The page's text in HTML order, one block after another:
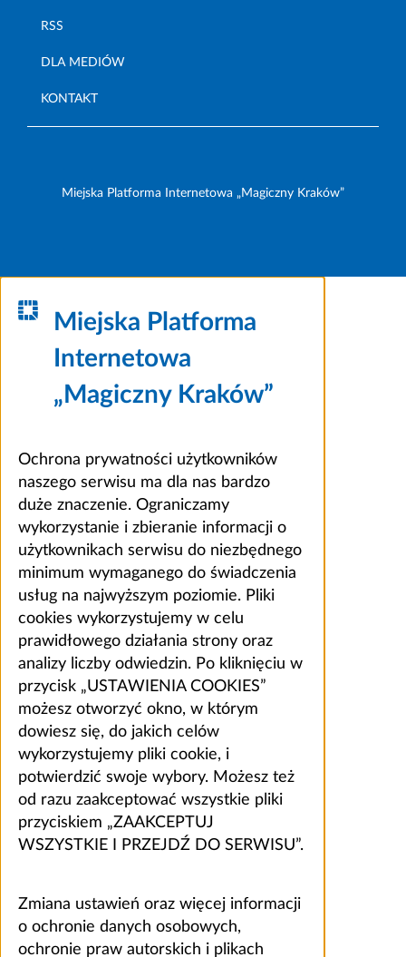
RSS
DLA MEDIÓW
KONTAKT
Miejska Platforma Internetowa „Magiczny Kraków”
Miejska Platforma
Internetowa
„Magiczny Kraków”
Ochrona prywatności użytkowników
naszego serwisu ma dla nas bardzo
duże znaczenie. Ograniczamy
wykorzystanie i zbieranie informacji o
użytkownikach serwisu do niezbędnego
minimum wymaganego do świadczenia
usług na najwyższym poziomie. Pliki
cookies wykorzystujemy w celu
prawidłowego działania strony oraz
analizy liczby odwiedzin. Po kliknięciu w
przycisk „USTAWIENIA COOKIES”
możesz otworzyć okno, w którym
dowiesz się, do jakich celów
wykorzystujemy pliki cookie, i
potwierdzić swoje wybory. Możesz też
od razu zaakceptować wszystkie pliki
przyciskiem „ZAAKCEPTUJ
WSZYSTKIE I PRZEJDŹ DO SERWISU”.
Zmiana ustawień oraz więcej informacji
o ochronie danych osobowych,
ochronie praw autorskich i plikach